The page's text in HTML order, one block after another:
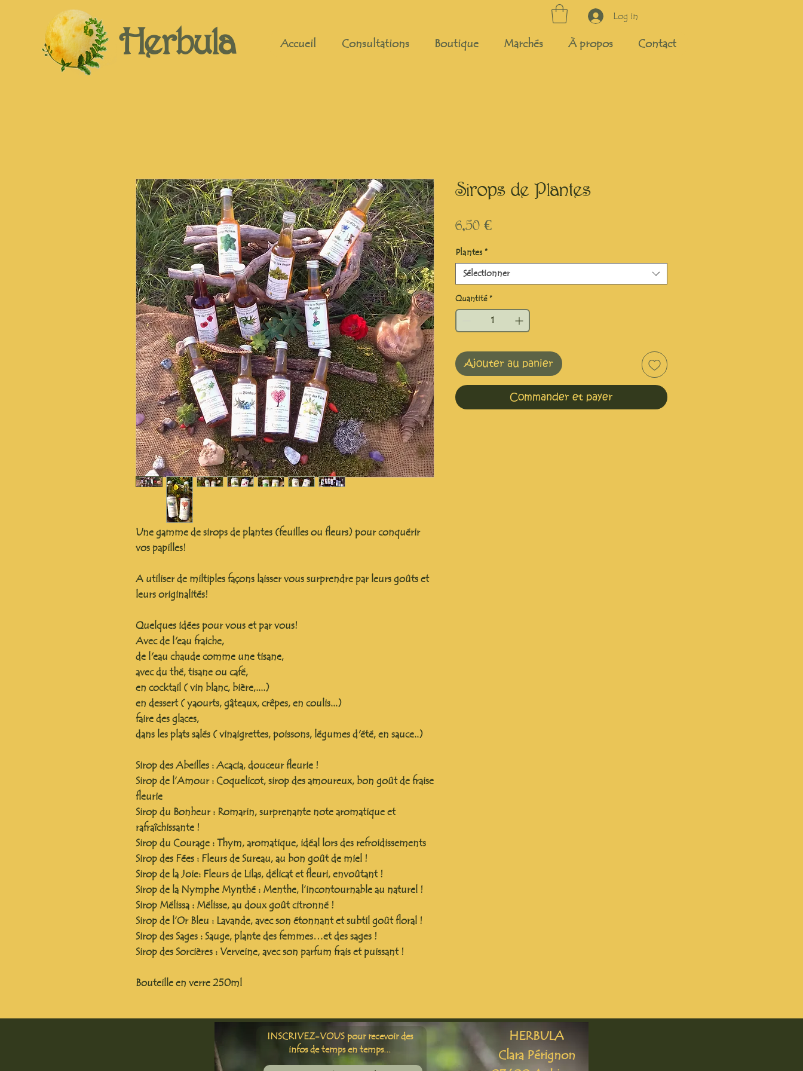
Herbula
Log in
Accueil Consultations Boutique Marchés À propos Contact
Une gamme de sirops de plantes (feuilles ou fleurs) pour conquérir
vos papilles!
A utiliser de miltiples façons laisser vous surprendre par leurs goûts et
leurs originalités!
Quelques idées pour vous et par vous!
Avec de l'eau fraiche,
de l'eau chaude comme une tisane,
avec du thé, tisane ou café,
en cocktail ( vin blanc, bière,....)
en dessert ( yaourts, gâteaux, crêpes, en coulis...)
faire des glaces,
dans les plats salés ( vinaigrettes, poissons, légumes d'été, en sauce..)
Sirop des Abeilles : Acacia, douceur fleurie !
Sirop de l’Amour: Coquelicot, sirop des amoureux, bon goût de fraise
fleurie
Sirop du Bonheur: Romarin, surprenante note aromatique et
rafraîchissante !
Sirop du Courage : Thym, aromatique, idéal lors des refroidissements
Sirop des Fées : Fleurs de Sureau, au bon goût de miel !
Sirop de la Joie: Fleurs de Lilas, délicat et fleuri, envoûtant !
Sirop de la Nymphe Mynthé : Menthe, l’incontournable au naturel !
Sirop Mélissa : Mélisse, au doux goût citronné !
Sirop de l’Or Bleu : Lavande, avec son étonnant et subtil goût floral !
Sirop des Sages : Sauge, plante des femmes…et des sages !
Sirop des Sorcières : Verveine, avec son parfum frais et puissant !
Bouteille en verre 250ml
Sirops de Plantes
6,50 €Prix
Plantes *
Sélectionner
Quantité *
Ajouter au panier
Commander et payer
INSCRIVEZ-VOUS pour recevoir des
infos de temps en temps...
HERBULA
Clara Pérignon